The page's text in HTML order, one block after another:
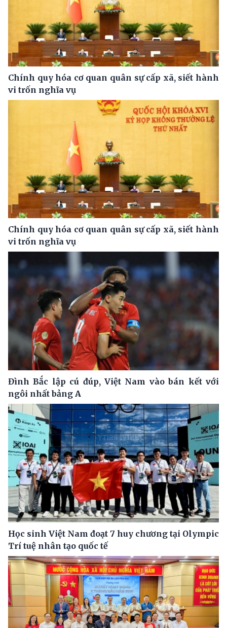
Chính quy hóa cơ quan quân sự cấp xã, siết hành
vi trốn nghĩa vụ
Chính quy hóa cơ quan quân sự cấp xã, siết hành
vi trốn nghĩa vụ
Đình Bắc lập cú đúp, Việt Nam vào bán kết với
ngôi nhất bảng A
Học sinh Việt Nam đoạt 7 huy chương tại Olympic
Trí tuệ nhân tạo quốc tế